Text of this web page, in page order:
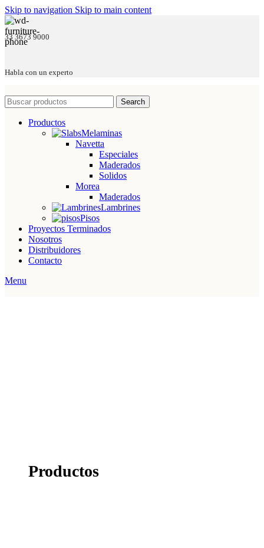
Skip to navigation Skip to main content
33 3673 9000
Habla con un experto
Search
Productos
Melaminas
Navetta
Especiales
Maderados
Solidos
Morea
Maderados
Lambrines
Pisos
Proyectos Terminados
Nosotros
Distribuidores
Contacto
Menu
Productos